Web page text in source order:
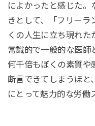
によかったと感じた。
きとして、「フリーラ
くの人生に立ち現れた
常識的で一般的な医師
何千倍もぼくの素質や
断言できてしまうほと
にとって魅力的な労働